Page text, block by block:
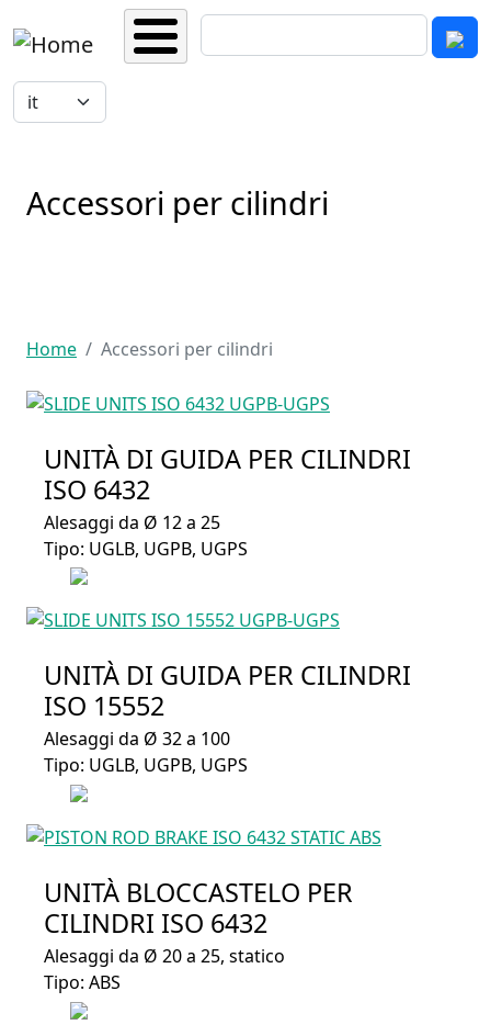
Salta al contenuto principale
Cerca
Select your language
Accessori per cilindri
Home Accessori per cilindri
UNITÀ DI GUIDA PER CILINDRI
ISO 6432
Alesaggi da Ø 12 a 25
Tipo: UGLB, UGPB, UGPS
UNITÀ DI GUIDA PER CILINDRI
ISO 15552
Alesaggi da Ø 32 a 100
Tipo: UGLB, UGPB, UGPS
UNITÀ BLOCCASTELO PER
CILINDRI ISO 6432
Alesaggi da Ø 20 a 25, statico
Tipo: ABS